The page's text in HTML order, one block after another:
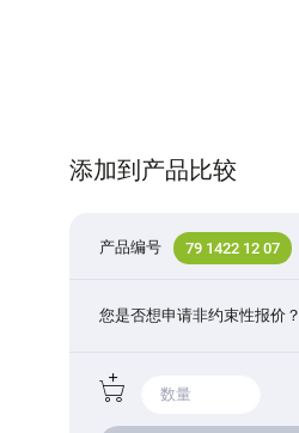
添加到产品比较
产品编号 79 1422 12 07
您是否想申请非约束性报价？